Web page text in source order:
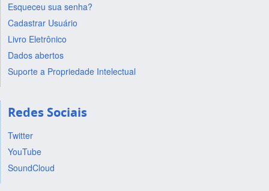
Esqueceu sua senha?
Cadastrar Usuário
Livro Eletrônico
Dados abertos
Suporte a Propriedade Intelectual
Redes Sociais
Twitter
YouTube
SoundCloud